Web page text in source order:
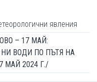
явления
– 17 МАЙ:
ВОДИ ПО ПЪТЯ НА
МАЙ 2024 Г./